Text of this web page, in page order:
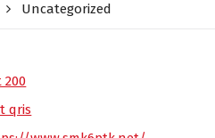
Uncategorized
200
qris